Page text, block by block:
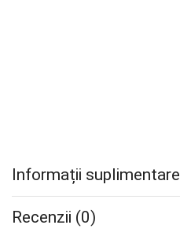
Informații suplimentare
Recenzii (0)